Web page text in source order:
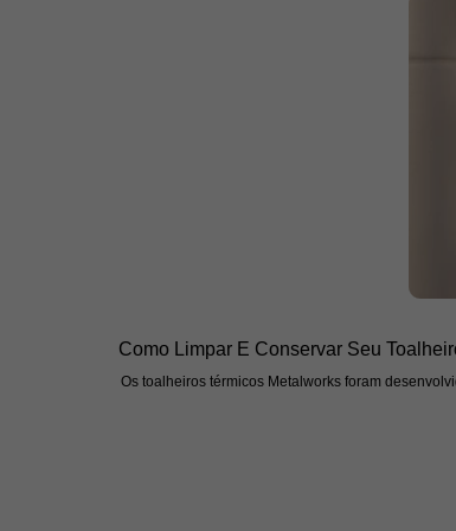
Como Limpar E Conservar Seu
Os toalheiros térmicos Metalworks foram